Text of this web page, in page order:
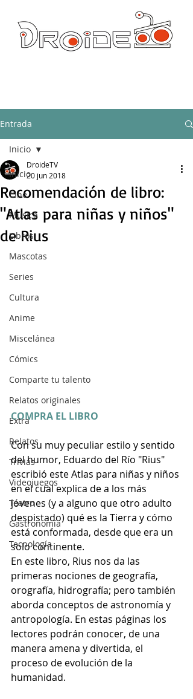
Entrada
Inicio
Cine
Música
Libros
Mascotas
Series
Cultura
Anime
Miscelánea
Cómics
Comparte tu talento
Relatos originales
Extra
Relatos
Trivias
Videojuegos
Teatro
Gastronomía
Tecnología
Inicio
Recomendación de libro:
"Atlas para niñas y niños"
de Rius
DroideTV
20 jun 2018
COMPRA EL LIBRO
Con su muy peculiar estilo y sentido
del humor, Eduardo del Río "Rius"
escribió este Atlas para niñas y niños
en el cual explica de a los más
jóvenes (y a alguno que otro adulto
despistado) qué es la Tierra y cómo
está conformada, desde que era un
solo continente.
En este libro, Rius nos da las
primeras nociones de geografía,
orografía, hidrografía; pero también
aborda conceptos de astronomía y
antropología. En estas páginas los
lectores podrán conocer, de una
manera amena y divertida, el
proceso de evolución de la
humanidad.